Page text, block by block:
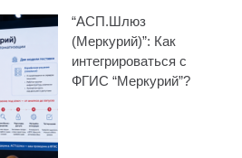
“АСП.Шлюз
(Меркурий)”: Как
интегрироваться с
ФГИС “Меркурий”?